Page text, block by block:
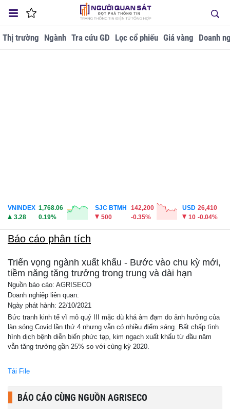
Thị trường Ngành Tra cứu GD Lọc cổ phiếu Giá vàng Doanh
VNINDEX 1,768.06
3.28
0.19%
SJC BTMH
142,200
500
-0.35%
USD 26,410
10 -0.04%
Báo cáo phân tích
Triển vọng ngành xuất khẩu - Bước vào chu kỳ mới,
tiềm năng tăng trưởng trong trung và dài hạn
Nguồn báo cáo: AGRISECO
Doanh nghiệp liên quan:
Ngày phát hành: 22/10/2021
Bức tranh kinh tế vĩ mô quý III mặc dù khá ảm đạm do ảnh hưởng của
làn sóng Covid lần thứ 4 nhưng vẫn có nhiều điểm sáng. Bất chấp tình
hình dịch bệnh diễn biến phức tạp, kim ngạch xuất khẩu từ đầu năm
vẫn tăng trưởng gần 25% so với cùng kỳ 2020.
Tải File
BÁO CÁO CÙNG NGUỒN AGRISECO